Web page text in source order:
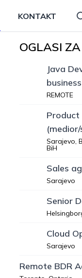
KONTAKT
OGLASI
Java
REMOTE
Product
Sarajevo,
BiH
Sales
Sarajevo
Senior
Cloud
Sarajevo
Remote BDR